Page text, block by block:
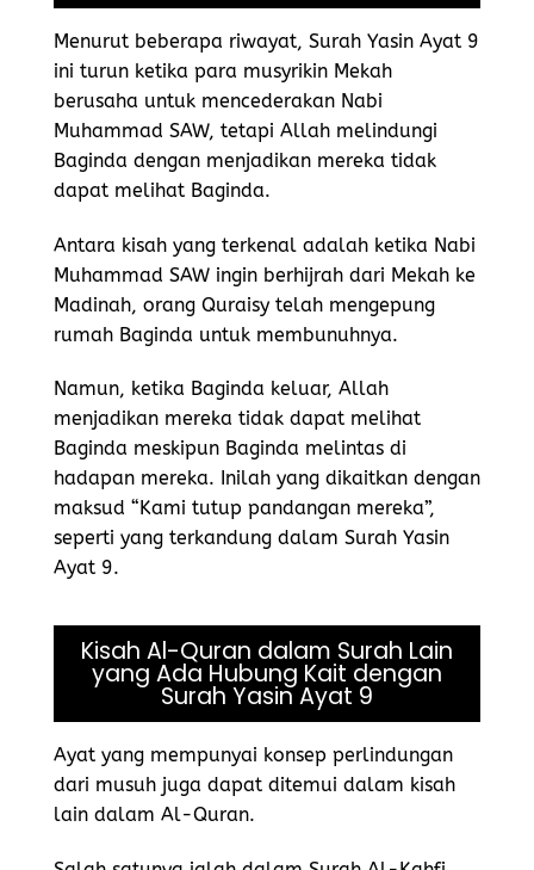
Menurut beberapa riwayat, Surah Yasin Ayat 9
ini turun ketika para musyrikin Mekah
berusaha untuk mencederakan Nabi
Muhammad SAW, tetapi Allah melindungi
Baginda dengan menjadikan mereka tidak
dapat melihat Baginda.
Antara kisah yang terkenal adalah ketika Nabi
Muhammad SAW ingin berhijrah dari Mekah ke
Madinah, orang Quraisy telah mengepung
rumah Baginda untuk membunuhnya.
Namun, ketika Baginda keluar, Allah
menjadikan mereka tidak dapat melihat
Baginda meskipun Baginda melintas di
hadapan mereka. Inilah yang dikaitkan dengan
maksud “Kami tutup pandangan mereka”,
seperti yang terkandung dalam Surah Yasin
Ayat 9.
Kisah Al-Quran dalam Surah Lain
yang Ada Hubung Kait dengan
Surah Yasin Ayat 9
Ayat yang mempunyai konsep perlindungan
dari musuh juga dapat ditemui dalam kisah
lain dalam Al-Quran.